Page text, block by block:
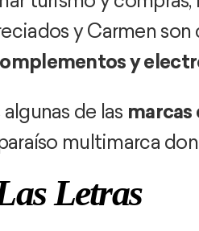
y Carmen
y
de las marcas
multimarca
Letras